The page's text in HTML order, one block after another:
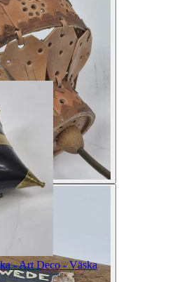
- Art Deco - Väska